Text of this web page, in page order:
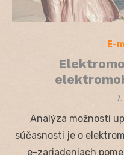
E-
Analýza možností
súčasnosti je o
e-zariadeniach